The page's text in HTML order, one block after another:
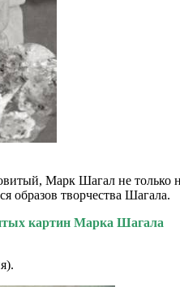
Марк Шагал не только
творчества Шагала.
картин Марка Шагала